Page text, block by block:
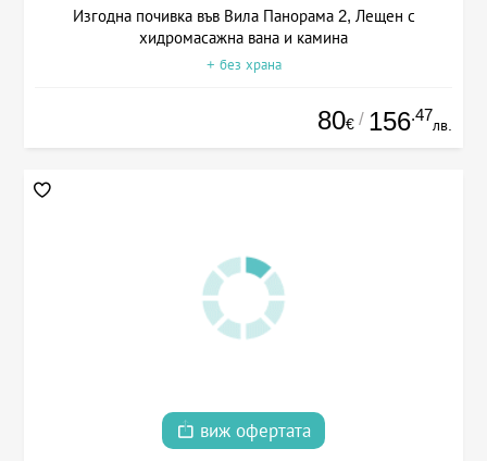
Изгодна почивка във Вила Панорама 2, Лещен с
хидромасажна вана и камина
+ без храна
80€ / 156.47
лв.
виж офертата